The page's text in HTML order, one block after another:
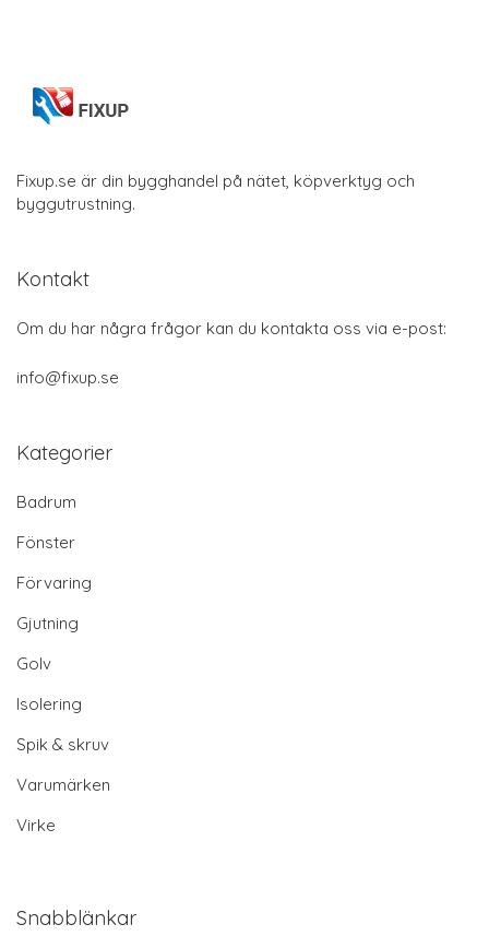
Fixup.se är din bygghandel på nätet, köpverktyg och
byggutrustning.
Kontakt
Om du har några frågor kan du kontakta oss via e-post:
info@fixup.se
Kategorier
Badrum
Fönster
Förvaring
Gjutning
Golv
Isolering
Spik & skruv
Varumärken
Virke
Snabblänkar